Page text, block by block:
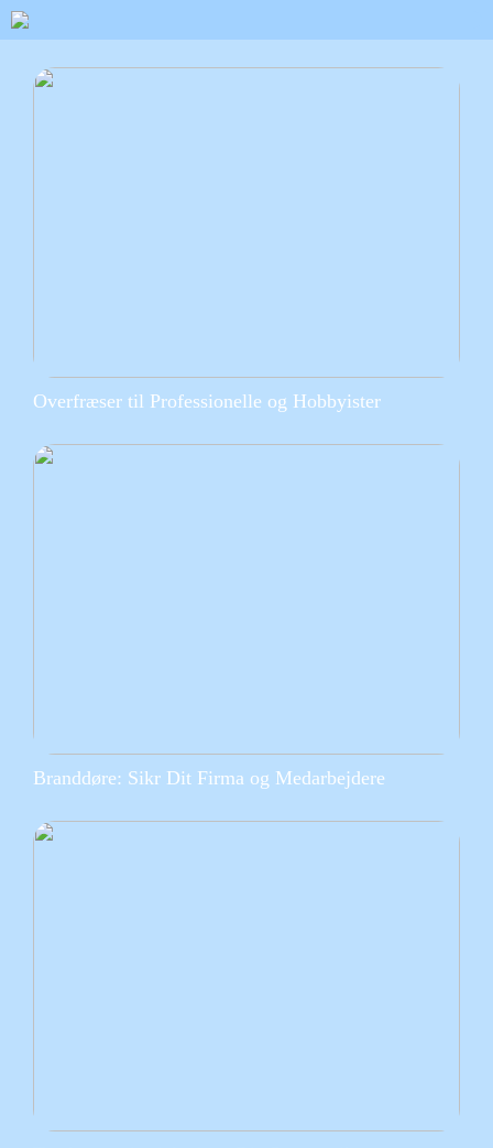
Overfræser til Professionelle og Hobbyister
Branddøre: Sikr Dit Firma og Medarbejdere